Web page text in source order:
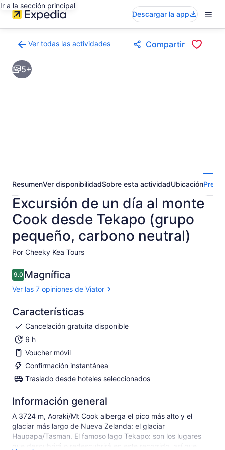
Ir a la sección principal
Descargar la app
Ver todas las actividades
a
la
página
Compartir
5+
ResumenVer disponibilidadSobre esta actividadUbicación
Excursión de un día al monte
Cook desde Tekapo (grupo
pequeño, carbono neutral)
Por Cheeky Kea Tours
9.09.0 de 10
Magnífica
Ver las 7 opiniones de Viator
Características
Cancelación gratuita disponible
6 h
Voucher móvil
Confirmación instantánea
Traslado desde hoteles seleccionados
Información general
A 3724 m, Aoraki/Mt Cook alberga el pico más alto y el
glaciar más largo de Nueva Zelanda: el glaciar
Haupapa/Tasman. El famoso lago Tekapo: son los lugares
que descubrirá o redescubrirá en este recorrido, así que